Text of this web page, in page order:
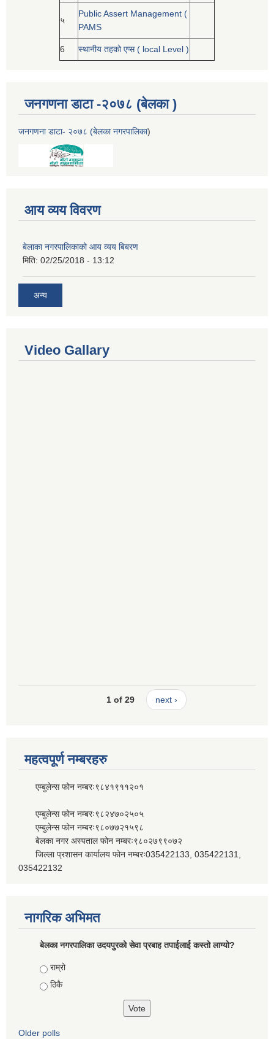
५
Public Assert Management (
PAMS
6 स्थानीय तहको एप्स ( local Level )
जनगणना डाटा -२०७८ (बेलका )
जनगणना डाटा- २०७८ (बेलका नगरपालिका)
आय व्यय विवरण
बेलाका नगरपालिकाको आय व्यय बिबरण
मिति: 02/25/2018 - 13:12
अन्य
Video Gallary
1 of 29 next ›
महत्वपूर्ण नम्बरहरु
एम्बुलेन्स फोन नम्बरः९८४१९११२०१
एम्बुलेन्स फोन नम्बरः९८२४७०२५०५
एम्बुलेन्स फोन नम्बरः९८०७७२१५९८
बेलका नगर अस्पताल फोन नम्बरः९८०२७९९०७२
जिल्ला प्रशासन कार्यालय फोन नम्बरः035422133, 035422131,
035422132
नागरिक अभिमत
बेलका नगरपालिका उदयपुरको सेवा प्रबाह तपाईलाई कस्तो लाग्यो?
Choices
राम्रो
ठिकै
Older polls